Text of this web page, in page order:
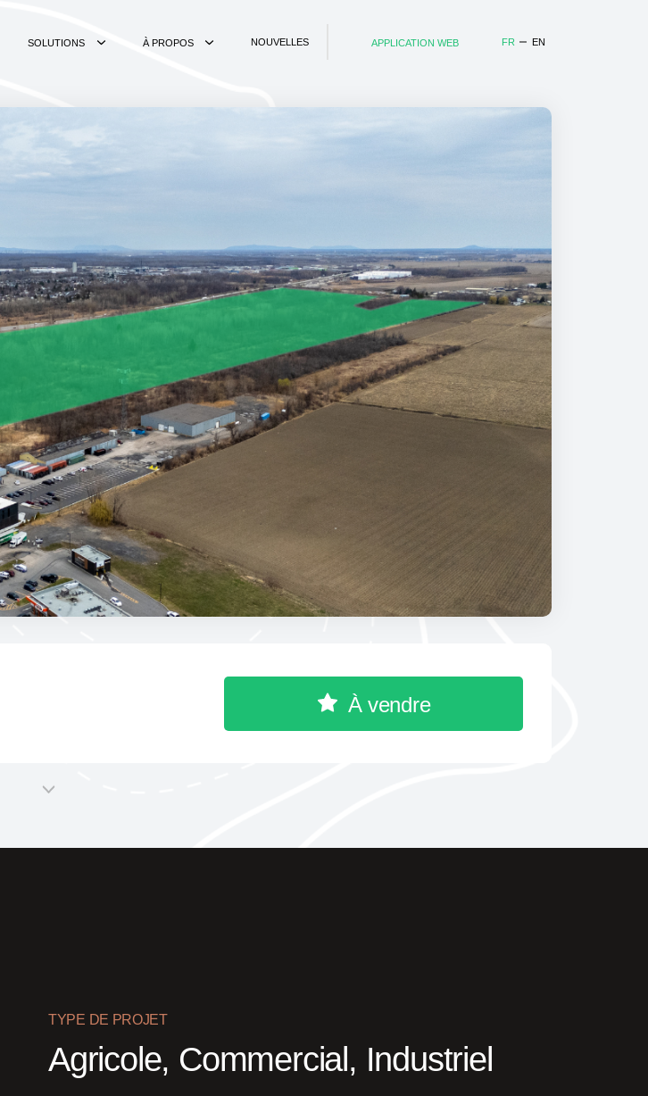
SOLUTIONS
Vente de terre
Application web
À PROPOS
NOUVELLES
APPLICATION WEB
FR EN
À vendre
TYPE DE PROJET
Agricole, Commercial, Industriel